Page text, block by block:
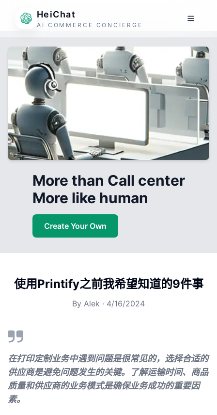
HeiChat
AI COMMERCE CONCIERGE
More than Call center
More like human
Create Your Own
使用Printify之前我希望知道的9件事
By Alek · 4/16/2024
在打印定制业务中遇到问题是很常见的，选择合适的
供应商是避免问题发生的关键。了解运输时间、商品
质量和供应商的业务模式是确保业务成功的重要因
素。